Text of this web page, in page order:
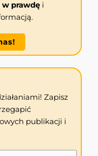
w prawdę i
Zapisz
publikacji i